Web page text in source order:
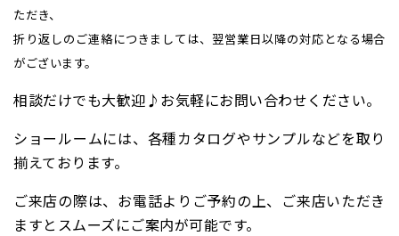
ただき、
折り返しのご連絡につきましては、翌営業日以降の対応となる場合
がございます。
相談だけでも大歓迎♪お気軽にお問い合わせください。
ショールームには、各種カタログやサンプルなどを取り
揃えております。
ご来店の際は、お電話よりご予約の上、ご来店いただき
ますとスムーズにご案内が可能です。